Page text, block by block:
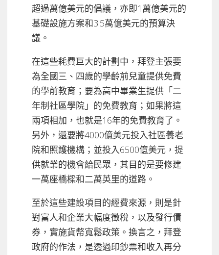
超過萬億美元的倡議，亦即1萬億美元的
基礎設施方案和3.5萬億美元的預算決
議。
在這些耗費巨大的計劃中，拜登主張要
為全國三、四歲的學齡前兒童提供免費
的學前教育；要為高中畢業生提供「二
年制社區學院」的免費教育；如果將這
兩項相加，也就是16年的免費教育了。
另外，還要將4000億美元投入社區養老
院和照護機構；並投入6500億美元，提
供就業的機會給民眾，其目的是要修建
一萬座橋樑和二萬英里的道路。
至於這些建設項目的經費來源，則是針
對富人和企業大幅度徵稅，以及發行債
券，實施貨幣寬鬆政策。換言之，拜登
政府的作法，是透過印鈔票和收入再分